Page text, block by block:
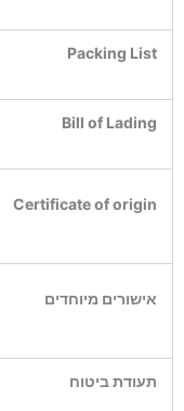
Packing List
Bill of Lading
Certificate of origin
אישורים מיוחדים
תעודת ביטוח